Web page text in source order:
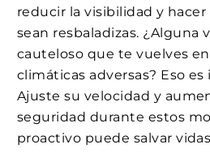
reducir la visibilidad y hacer
sean resbaladizas. ¿Alguna
cauteloso que te vuelves
climáticas adversas? Eso
Ajuste su velocidad y
seguridad durante estos
proactivo puede salvar